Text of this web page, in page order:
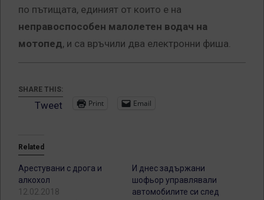
по пътищата, единият от които е на
неправоспособен малолетен водач на
мотопед, и са връчили два електронни фиша.
SHARE THIS:
Tweet Print Email
Related
Арестувани с дрога и
алкохол
12.02.2018
И днес задържани
шофьор управлявали
автомобилите си след